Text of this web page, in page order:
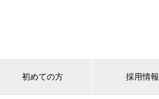
初めての方 採用情報